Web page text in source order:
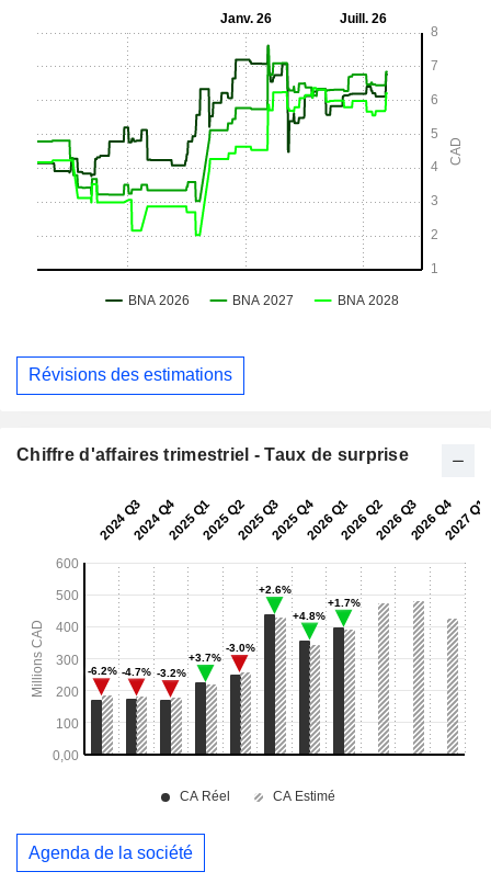
Révisions des estimations
Chiffre d'affaires trimestriel - Taux de surprise
Agenda de la société